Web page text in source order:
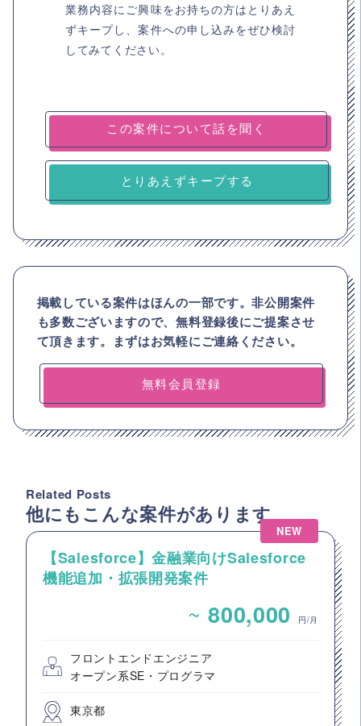
業務内容にご興味をお持ちの方はとりあえ
ずキープし、案件への申し込みをぜひ検討
してみてください。
とりあえずキープする
掲載している案件はほんの一部です。非公開案件
も多数ございますので、無料登録後にご提案させ
て頂きます。まずはお気軽にご連絡ください。
無料会員登録
Related Posts
他にもこんな案件があります
NEW
【Salesforce】金融業向けSalesforce
機能追加・拡張開発案件
~ 800,000 円/月
フロントエンドエンジニア
オープン系SE・プログラマ
東京都